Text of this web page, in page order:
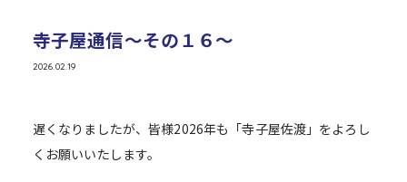
寺子屋通信～その１６～
2026.02.19
遅くなりましたが、皆様2026年も「寺子屋佐渡」をよろし
くお願いいたします。